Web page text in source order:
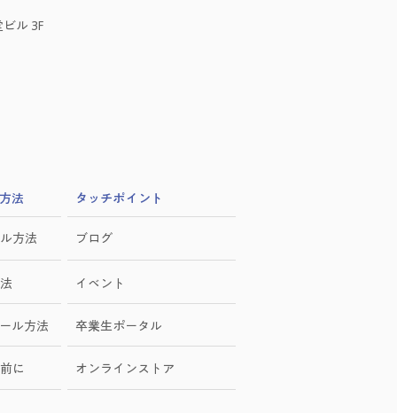
ル 3F
法
方法
ル方法
に
​タッチポイント
ブログ
イベント
卒業生ポータル
オンラインストア